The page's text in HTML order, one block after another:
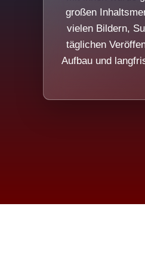
großen
vielen Bildern,
täglichen
Aufbau und